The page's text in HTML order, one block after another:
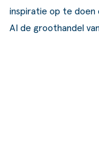
inspiratie op te doen
AI de groothandel